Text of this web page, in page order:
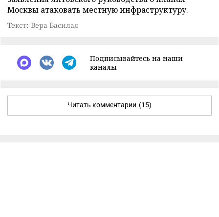
Москвы атаковать местную инфраструктуру.
Текст: Вера Басилая
Подписывайтесь на наши
каналы
Читать комментарии (15)